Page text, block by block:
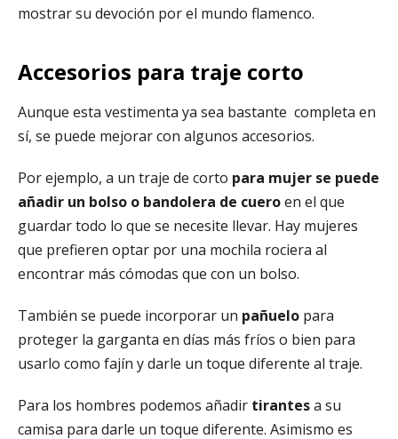
mostrar su devoción por el mundo flamenco.
Accesorios para traje corto
Aunque esta vestimenta ya sea bastante completa en
sí, se puede mejorar con algunos accesorios.
Por ejemplo, a un traje de corto para mujer se puede
añadir un bolso o bandolera de cueroen el que
guardar todo lo que se necesite llevar. Hay mujeres
que prefieren optar por una mochila rociera al
encontrar más cómodas que con un bolso.
También se puede incorporar un pañuelo para
proteger la garganta en días más fríos o bien para
usarlo como fajín y darle un toque diferente al traje.
Para los hombres podemos añadir tirantesa su
camisa para darle un toque diferente. Asimismo es